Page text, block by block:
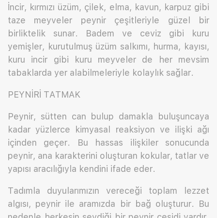
İncir, kırmızı üzüm, çilek, elma, kavun, karpuz gibi
taze meyveler peynir çeşitleriyle güzel bir
birliktelik sunar. Badem ve ceviz gibi kuru
yemişler, kurutulmuş üzüm salkımı, hurma, kayısı,
kuru incir gibi kuru meyveler de her mevsim
tabaklarda yer alabilmeleriyle kolaylık sağlar.
PEYNİRİ TATMAK
Peynir, sütten can bulup damakla buluşuncaya
kadar yüzlerce kimyasal reaksiyon ve ilişki ağı
içinden geçer. Bu hassas ilişkiler sonucunda
peynir, ana karakterini oluşturan kokular, tatlar ve
yapısı aracılığıyla kendini ifade eder.
Tadımla duyularımızın vereceği toplam lezzet
algısı, peynir ile aramızda bir bağ oluşturur. Bu